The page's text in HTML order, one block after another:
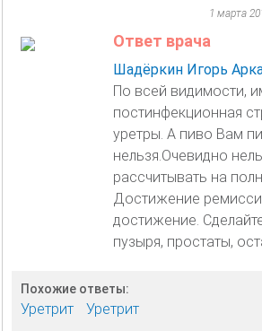
1 марта
Ответ врача
Шадёркин Игорь
По всей видимости,
постинфекционная
уретры. А пиво Вам
нельзя.Очевидно
рассчитывать на
Достижение
достижение.
пузыря, простаты,
Похожие ответы:
Уретрит Уретрит